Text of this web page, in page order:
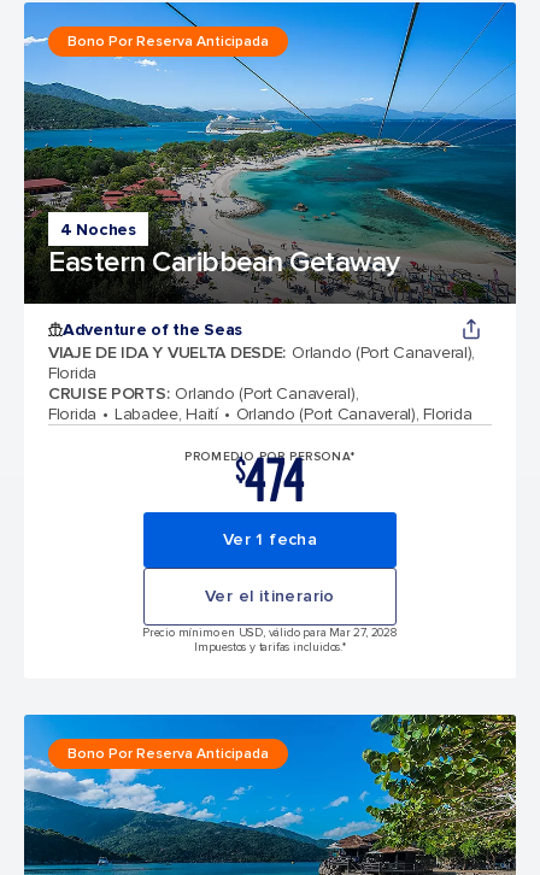
4 Noches
Eastern Caribbean Getaway
Bono Por Reserva Anticipada
Adventure of the Seas
VIAJE DE IDA Y VUELTA DESDE: Orlando (Port Canaveral),
Florida
CRUISE PORTS: Orlando (Port Canaveral),
Florida
Labadee, Haití Orlando (Port Canaveral), Florida
PROMEDIO POR PERSONA*
$474
Ver 1 fecha
Ver el itinerario
Precio mínimo en USD, válido para Mar 27, 2028
Impuestos y tarifas incluidos.*
Bono Por Reserva Anticipada